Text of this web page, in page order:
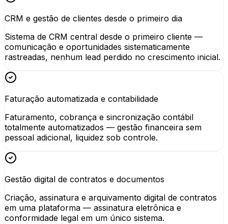
CRM e gestão de clientes desde o primeiro dia
Sistema de CRM central desde o primeiro cliente —
comunicação e oportunidades sistematicamente
rastreadas, nenhum lead perdido no crescimento inicial.
Faturação automatizada e contabilidade
Faturamento, cobrança e sincronização contábil
totalmente automatizados — gestão financeira sem
pessoal adicional, liquidez sob controle.
Gestão digital de contratos e documentos
Criação, assinatura e arquivamento digital de contratos
em uma plataforma — assinatura eletrônica e
conformidade legal em um único sistema.